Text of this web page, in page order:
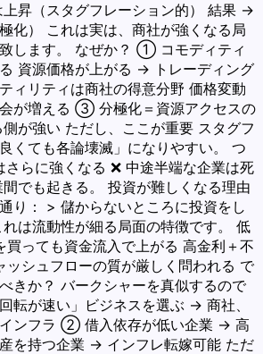
昇（スタグフレーション的） 結果 →
化） これは実は、商社が強くなる局
します。 なぜか？ ① コモディティ
資源価格が上がる → トレーディング
リティは商社の得意分野 価格変動
が増える ③ 分極化＝資源アクセスの
が強い ただし、ここが重要 スタグフ
くても各論壊滅」になりやすい。 つ
さらに強くなる ❌ 中途半端な企業は死
でも起きる。 投資が難しくなる理由
り： > 儲からないところに投資をし
は流動性が細る局面の特徴です。 低
っても資金流入で上がる 高金利＋不
シュフローの質が厳しく問われる で
きか？ バークシャーを真似するので
が速い」ビジネスを選ぶ → 商社、
インフラ ② 借入依存が低い企業 → 高
を持つ企業 → インフレ転嫁可能 ただ